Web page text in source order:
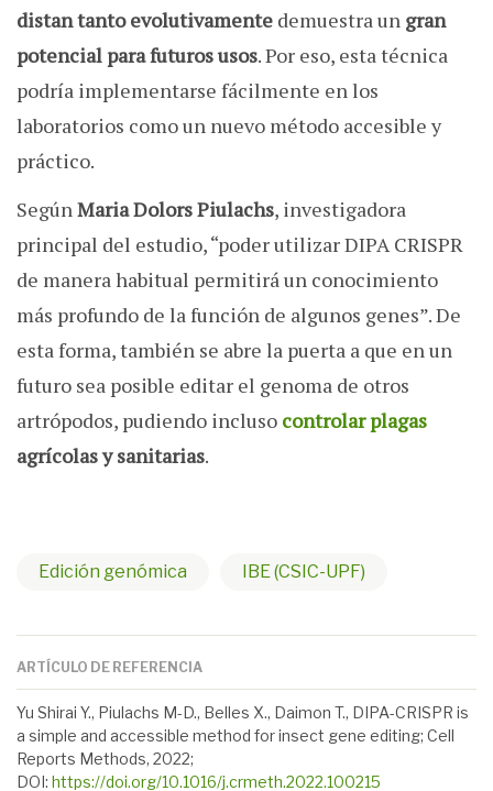
distan tanto evolutivamente demuestra un gran
potencial para futuros usos. Por eso, esta técnica
podría implementarse fácilmente en los
laboratorios como un nuevo método accesible y
práctico.
SegúnMaria Dolors Piulachs, investigadora
principal del estudio, “poder utilizar DIPA CRISPR
de manera habitual permitirá un conocimiento
más profundo de la función de algunos genes”. De
esta forma, también se abre la puerta a que en un
futuro sea posible editar el genoma de otros
artrópodos, pudiendo incluso controlar plagas
agrícolas y sanitarias.
Edición genómica IBE (CSIC-UPF)
ARTÍCULO DE REFERENCIA
Yu Shirai Y., Piulachs M-D., Belles X., Daimon T., DIPA-CRISPR is
a simple and accessible method for insect gene editing; Cell
Reports Methods, 2022;
DOI: https://doi.org/10.1016/j.crmeth.2022.100215